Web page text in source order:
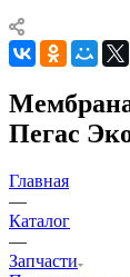
Пегас
Главная
—
Каталог
—
Запчасти